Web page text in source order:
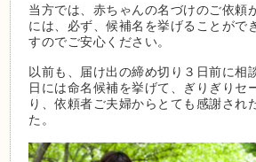
当方では、赤ちゃんの名づけのご依頼
には、必ず、候補名を挙げることがで
すのでご安心ください。
以前も、届け出の締め切り３日前に相
日には命名候補を挙げて、ぎりぎりセ
り、依頼者ご夫婦からとても感謝され
た。